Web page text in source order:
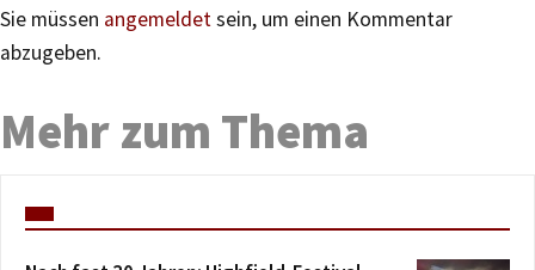
Sie müssen angemeldetsein, um einen Kommentar
abzugeben.
Mehr zum Thema